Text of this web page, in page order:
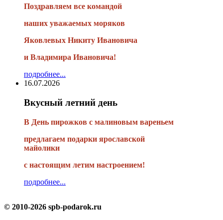
Поздравляем все командой
наших уважаемых моряков
Яковлевых Никиту Ивановича
и Владимира Ивановича!
подробнее...
16.07.2026
Вкусный летний день
В День пирожков с малиновым вареньем
предлагаем подарки ярославской
майолики
с настоящим летим настроением!
подробнее...
© 2010-2026 spb-podarok.ru